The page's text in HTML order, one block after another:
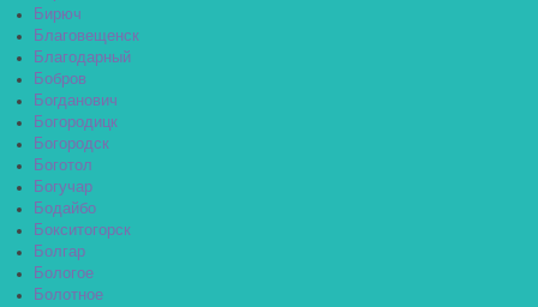
Бирюч
Благовещенск
Благодарный
Бобров
Богданович
Богородицк
Богородск
Боготол
Богучар
Бодайбо
Бокситогорск
Болгар
Бологое
Болотное